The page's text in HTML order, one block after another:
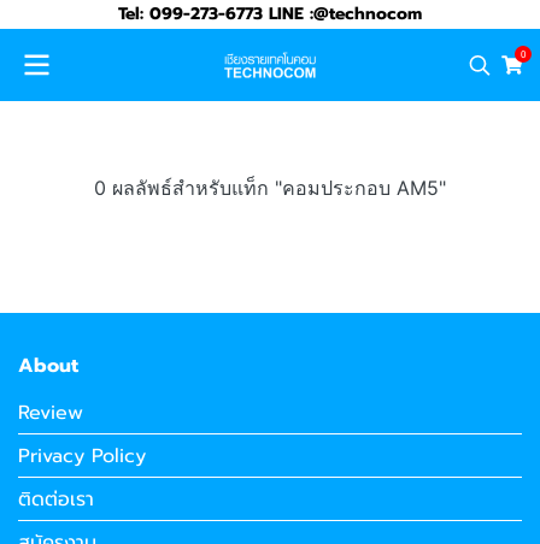
Tel: 099-273-6773 LINE :@technocom
0
0 ผลลัพธ์สำหรับแท็ก "คอมประกอบ AM5"
About
Review
Privacy Policy
ติดต่อเรา